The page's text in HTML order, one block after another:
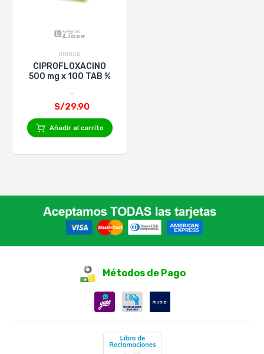
UNIDAD
CIPROFLOXACINO
500 mg x 100 TAB %
S/29.90
Añadir al carrito
Métodos de Pago